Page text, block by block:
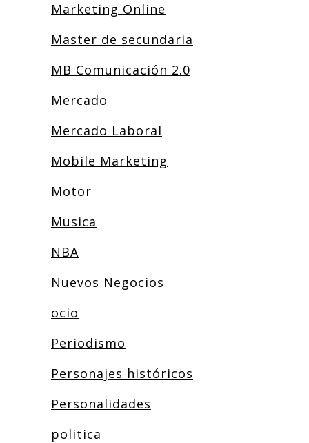
Marketing Online
Master de secundaria
MB Comunicación 2.0
Mercado
Mercado Laboral
Mobile Marketing
Motor
Musica
NBA
Nuevos Negocios
ocio
Periodismo
Personajes históricos
Personalidades
politica